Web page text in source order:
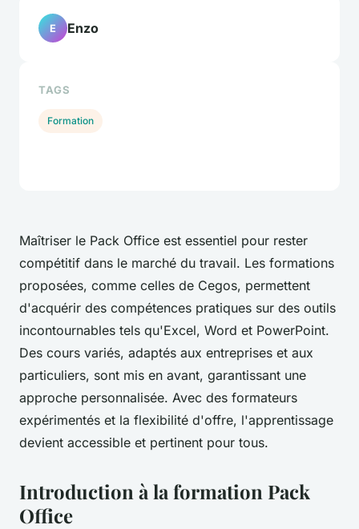
Maîtriser le Pack Office est essentiel pour rester
compétitif dans le marché du travail. Les formations
proposées, comme celles de Cegos, permettent
d'acquérir des compétences pratiques sur des outils
incontournables tels qu'Excel, Word et PowerPoint.
Des cours variés, adaptés aux entreprises et aux
particuliers, sont mis en avant, garantissant une
approche personnalisée. Avec des formateurs
expérimentés et la flexibilité d'offre, l'apprentissage
devient accessible et pertinent pour tous.
Introduction à la formation Pack
Office
E Enzo
TAGS
Formation